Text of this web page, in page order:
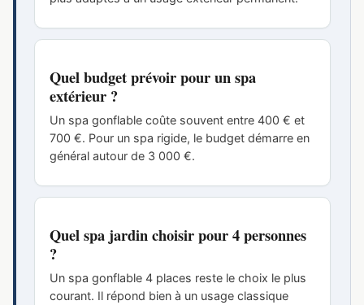
Quel budget prévoir pour un spa
extérieur ?
Un spa gonflable coûte souvent entre 400 € et
700 €. Pour un spa rigide, le budget démarre en
général autour de 3 000 €.
Quel spa jardin choisir pour 4 personnes
?
Un spa gonflable 4 places reste le choix le plus
courant. Il répond bien à un usage classique